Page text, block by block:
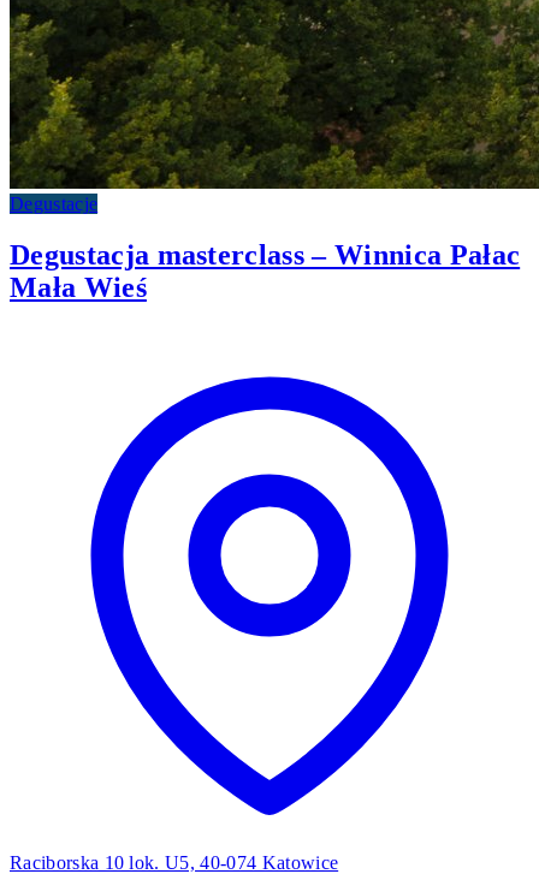
Degustacje
Degustacja masterclass – Winnica Pałac
Mała Wieś
Raciborska 10 lok. U5, 40-074 Katowice